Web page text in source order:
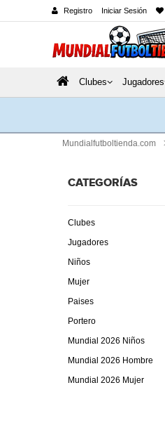
Registro Iniciar Sesión
Clubes Jugadores
Mundialfutboltienda.com
CATEGORÍAS
Clubes
Jugadores
Niños
Mujer
Paises
Portero
Mundial 2026 Niños
Mundial 2026 Hombre
Mundial 2026 Mujer